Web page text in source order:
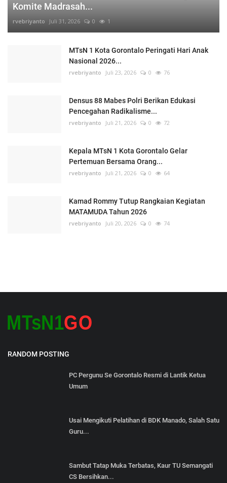
Komite Madrasah...
rvebriyanto Juli 31, 2026 0 1
MTsN 1 Kota Gorontalo Peringati Hari Anak
Nasional 2026...
rvebriyanto Juli 23, 2026 0 76
Densus 88 Mabes Polri Berikan Edukasi
Pencegahan Radikalisme...
rvebriyanto Juli 21, 2026 0 72
Kepala MTsN 1 Kota Gorontalo Gelar
Pertemuan Bersama Orang...
rvebriyanto Juli 21, 2026 0 64
Kamad Rommy Tutup Rangkaian Kegiatan
MATAMUDA Tahun 2026
rvebriyanto Juli 20, 2026 0 74
RANDOM POSTING
PC Pergunu Se Gorontalo Resmi di Lantik Ketua
Umum
Usai Mengikuti Pelatihan di BDK Manado, Salah Satu
Guru...
Sambut Tatap Muka Terbatas, Kaur TU Semangati
CS Bersihkan...